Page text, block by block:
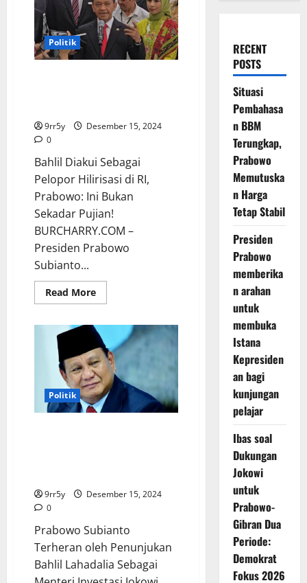
Politik
9rr5y
Desember 15, 2024
0
Bahlil Diakui Sebagai
Pelopor Hilirisasi di RI,
Prabowo: Ini Bukan
Sekadar Pujian!
BURCHARRY.COM –
Presiden Prabowo
Subianto...
Read MoreRead
more
Diakui
Sebagai
Pelopor
Hilirisasi
di
RI,
Prabowo:
Ini
Bukan
Sekadar
Politik
9rr5y
Desember 15, 2024
0
Prabowo Subianto
Terheran oleh Penunjukan
Bahlil Lahadalia Sebagai
RECENT
POSTS
Situasi
Pembahasa
n BBM
Terungkap,
Prabowo
Memutuska
n Harga
Tetap Stabil
Presiden
Prabowo
memberika
n arahan
untuk
membuka
Istana
Kepresiden
an bagi
kunjungan
pelajar
Ibas soal
Dukungan
Jokowi
untuk
Prabowo-
Gibran Dua
Periode:
Demokrat
Fokus 2026